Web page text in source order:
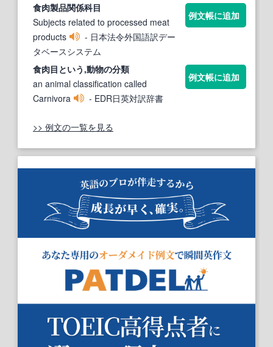
食肉製品関係科目
Subjects related to processed meat
products
- 日本法令外国語訳デー
タベースシステム
例文帳に追加
食肉目 という,動物の分類
an animal classification called
Carnivora
- EDR日英対訳辞書
例文帳に追加
>> 例文の一覧を見る